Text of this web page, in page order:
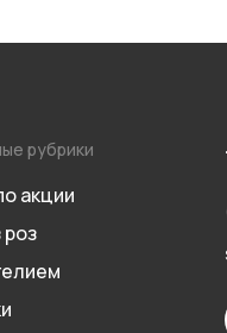
рубрики
акции
роз